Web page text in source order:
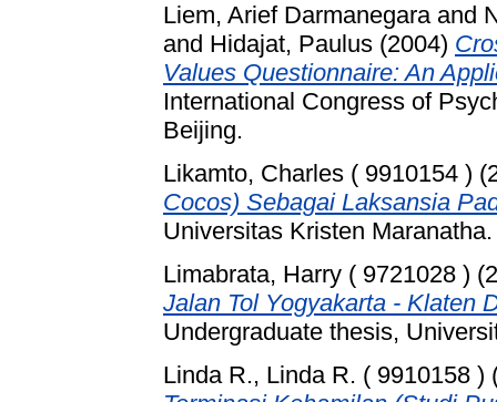
Liem, Arief Darmanegaraand
and Hidajat, Paulus (2004)
Values Questionnaire: An
International Congress of
Beijing.
Likamto, Charles ( 9910154 )
Cocos) Sebagai Laksansia
Universitas Kristen Maranatha.
Limabrata, Harry ( 9721028 )
Jalan Tol Yogyakarta - Klaten
Undergraduate thesis,
Linda R., Linda R. ( 9910158 )